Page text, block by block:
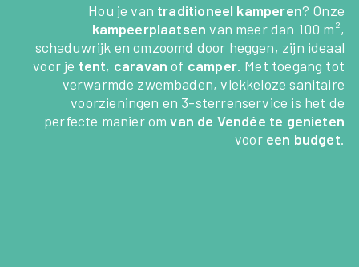
Hou je van traditioneel kamperen? Onze
kampeerplaatsen van meer dan 100 m²,
schaduwrijk en omzoomd door heggen, zijn ideaal
voor je tent, caravan of camper. Met toegang tot
verwarmde zwembaden, vlekkeloze sanitaire
voorzieningen en 3-sterrenservice is het de
perfecte manier om van de Vendée te genieten
vooreen budget.